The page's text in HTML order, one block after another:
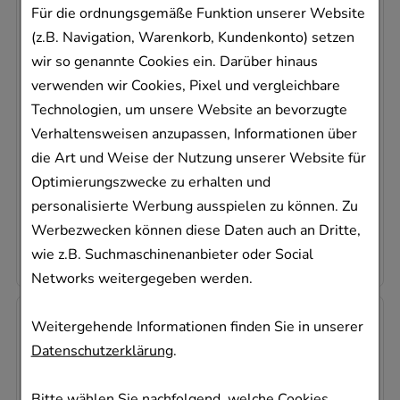
Für die ordnungsgemäße Funktion unserer Website
(z.B. Navigation, Warenkorb, Kundenkonto) setzen
wir so genannte Cookies ein. Darüber hinaus
verwenden wir Cookies, Pixel und vergleichbare
Technologien, um unsere Website an bevorzugte
Verhaltensweisen anzupassen, Informationen über
die Art und Weise der Nutzung unserer Website für
Optimierungszwecke zu erhalten und
personalisierte Werbung ausspielen zu können. Zu
Werbezwecken können diese Daten auch an Dritte,
wie z.B. Suchmaschinenanbieter oder Social
Networks weitergegeben werden.
Weitergehende Informationen finden Sie in unserer
Datenschutzerklärung.
BUDENOFALK 3 mg magensaftresistente
Hartkapseln
Dr. Falk Pharma GmbH
50
08862221
Sofort lieferbar
109,18 €¹
2,18 €pro 1 Stk